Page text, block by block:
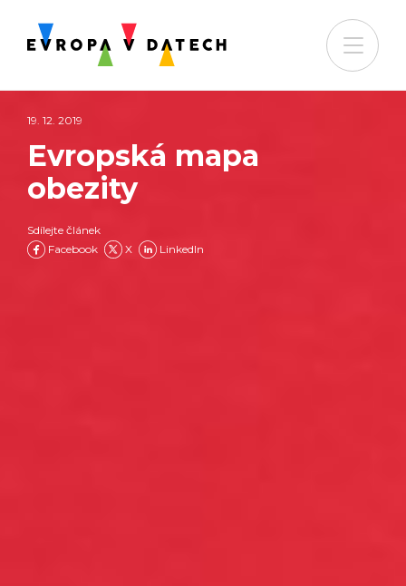
19. 12. 2019
Evropská mapa
obezity
Sdílejte článek
Facebook
X LinkedIn